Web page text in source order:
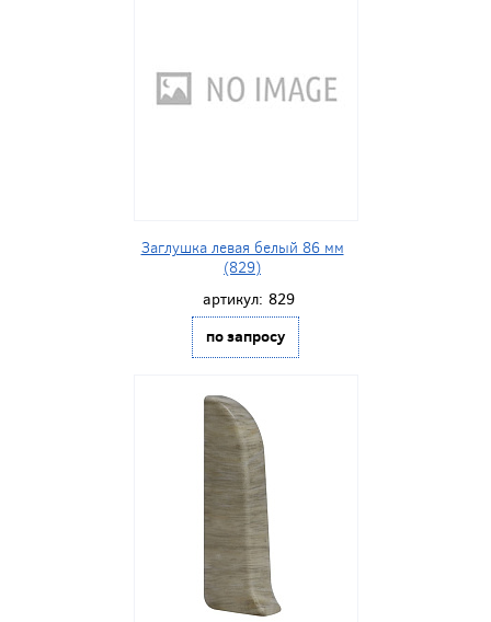
Заглушка левая белый 86 мм
(829)
артикул: 829
по запросу